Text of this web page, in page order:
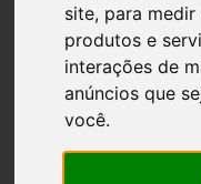
site, para medir
produtos e
interações de
anúncios que
você.